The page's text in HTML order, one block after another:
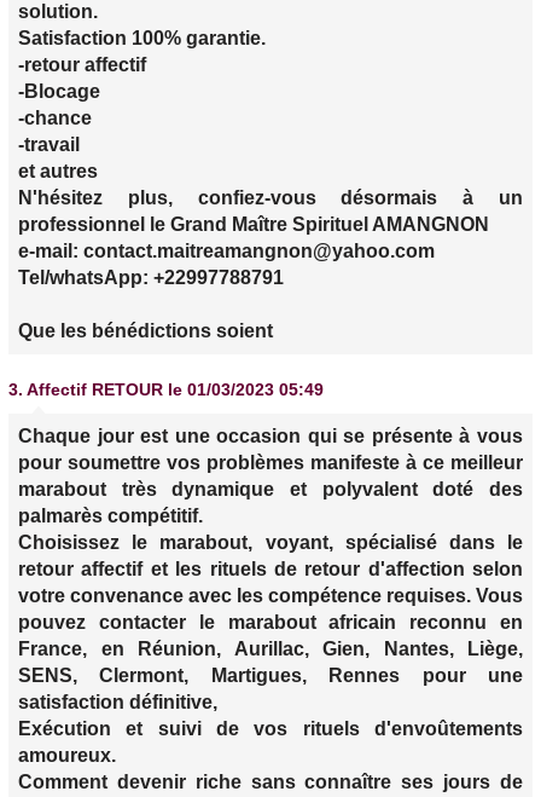
solution.
Satisfaction 100% garantie.
-retour affectif
-Blocage
-chance
-travail
et autres
N'hésitez plus, confiez-vous désormais à un
professionnel le Grand Maître Spirituel AMANGNON
e-mail: contact.maitreamangnon@yahoo.com
Tel/whatsApp: +22997788791
Que les bénédictions soient
3. Affectif RETOUR le 01/03/2023 05:49
Chaque jour est une occasion qui se présente à vous
pour soumettre vos problèmes manifeste à ce meilleur
marabout très dynamique et polyvalent doté des
palmarès compétitif.
Choisissez le marabout, voyant, spécialisé dans le
retour affectif et les rituels de retour d'affection selon
votre convenance avec les compétence requises. Vous
pouvez contacter le marabout africain reconnu en
France, en Réunion, Aurillac, Gien, Nantes, Liège,
SENS, Clermont, Martigues, Rennes pour une
satisfaction définitive,
Exécution et suivi de vos rituels d'envoûtements
amoureux.
Comment devenir riche sans connaître ses jours de